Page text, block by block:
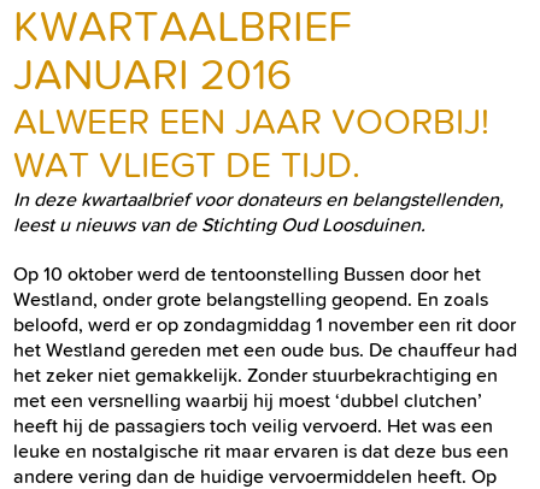
KWARTAALBRIEF
JANUARI 2016
ALWEER EEN JAAR VOORBIJ!
WAT VLIEGT DE TIJD.
In deze kwartaalbrief voor donateurs en belangstellenden,
leest u nieuws van de Stichting Oud Loosduinen.
Op 10 oktober werd de tentoonstelling Bussen door het
Westland, onder grote belangstelling geopend. En zoals
beloofd, werd er op zondagmiddag 1 november een rit door
het Westland gereden met een oude bus. De chauffeur had
het zeker niet gemakkelijk. Zonder stuurbekrachtiging en
met een versnelling waarbij hij moest ‘dubbel clutchen’
heeft hij de passagiers toch veilig vervoerd. Het was een
leuke en nostalgische rit maar ervaren is dat deze bus een
andere vering dan de huidige vervoermiddelen heeft. Op